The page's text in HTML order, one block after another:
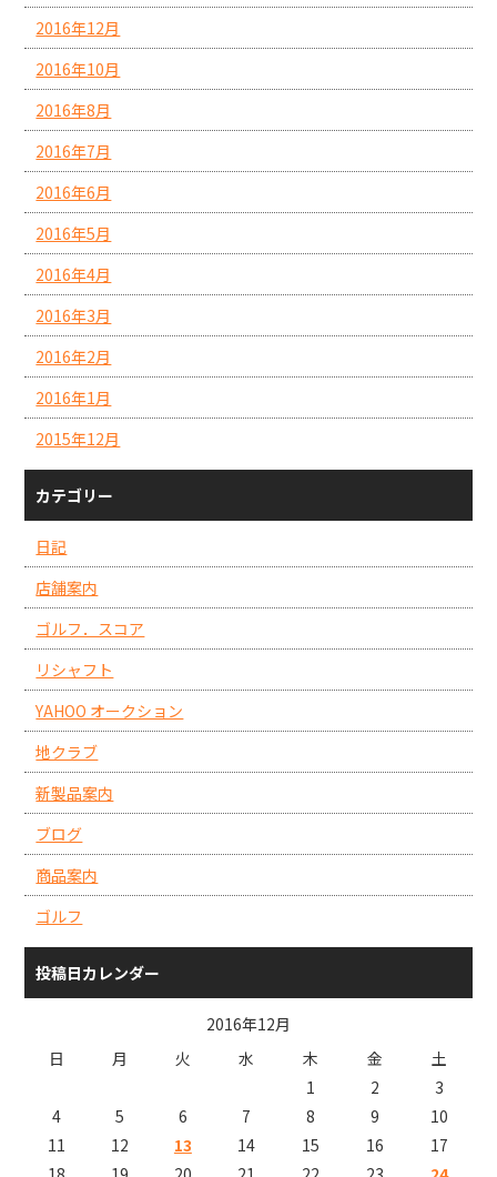
2016年12月
2016年10月
2016年8月
2016年7月
2016年6月
2016年5月
2016年4月
2016年3月
2016年2月
2016年1月
2015年12月
カテゴリー
日記
店舗案内
ゴルフ．スコア
リシャフト
YAHOO オークション
地クラブ
新製品案内
ブログ
商品案内
ゴルフ
投稿日カレンダー
2016年12月
日
月 火 水 木 金
土
1
2
3
4
5 6 7 8 9
10
11
12 13 14 15 16
17